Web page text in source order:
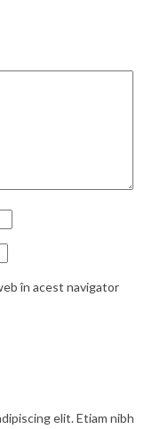
în acest navigator
elit. Etiam nibh